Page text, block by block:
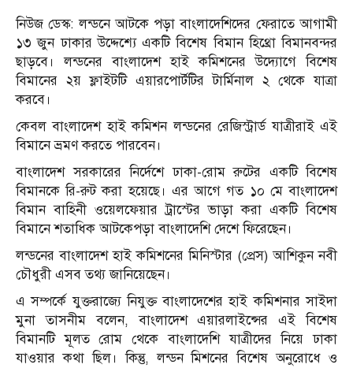
নিউজ ডেস্ক: লন্ডনে আটকে পড়া বাংলাদেশিদের ফেরাতে আগামী
১৩ জুন ঢাকার উদ্দেশ্যে একটি বিশেষ বিমান হিথ্রো বিমানবন্দর
ছাড়বে। লন্ডনের বাংলাদেশ হাই কমিশনের উদ্যোগে বিশেষ
বিমানের ২য় ফ্লাইটটি এয়ারপোর্টটির টার্মিনাল ২ থেকে যাত্রা
করবে।
কেবল বাংলাদেশ হাই কমিশন লন্ডনের রেজিস্ট্রার্ড যাত্রীরাই এই
বিমানে ভ্রমণ করতে পারবেন।
বাংলাদেশ সরকারের নির্দেশে ঢাকা-রোম রুটের একটি বিশেষ
বিমানকে রি-রুট করা হয়েছে। এর আগে গত ১০ মে বাংলাদেশ
বিমান বাহিনী ওয়েলফেয়ার ট্রাস্টের ভাড়া করা একটি বিশেষ
বিমানে শতাধিক আটকেপড়া বাংলাদেশি দেশে ফিরেছেন।
লন্ডনের বাংলাদেশ হাই কমিশনের মিনিস্টার (প্রেস) আশিকুন নবী
চৌধুরী এসব তথ্য জানিয়েছেন।
এ সম্পর্কে যুক্তরাজ্যে নিযুক্ত বাংলাদেশের হাই কমিশনার সাইদা
মুনা তাসনীম বলেন, বাংলাদেশ এয়ারলাইন্সের এই বিশেষ
বিমানটি মূলত রোম থেকে বাংলাদেশি যাত্রীদের নিয়ে ঢাকা
যাওয়ার কথা ছিল। কিন্তু, লন্ডন মিশনের বিশেষ অনুরোধে ও